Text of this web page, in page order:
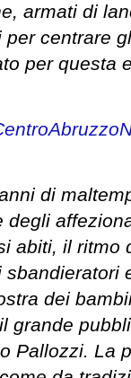
armati di
centrare
per questa
di
abiti, il ritmo
dei
grande
Pallozzi. La